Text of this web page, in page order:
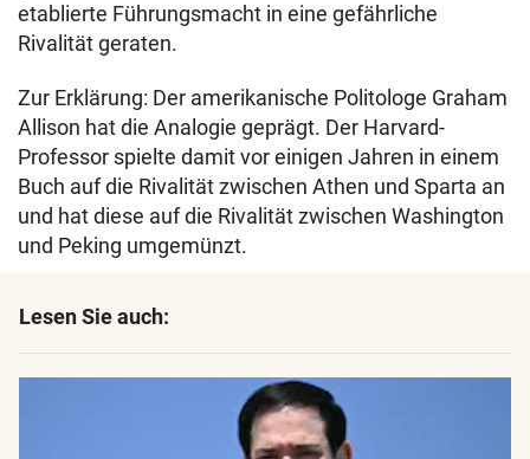
etablierte Führungsmacht in eine gefährliche
Rivalität geraten.
Zur Erklärung: Der amerikanische Politologe Graham
Allison hat die Analogie geprägt. Der Harvard-
Professor spielte damit vor einigen Jahren in einem
Buch auf die Rivalität zwischen Athen und Sparta an
und hat diese auf die Rivalität zwischen Washington
und Peking umgemünzt.
Lesen Sie auch: